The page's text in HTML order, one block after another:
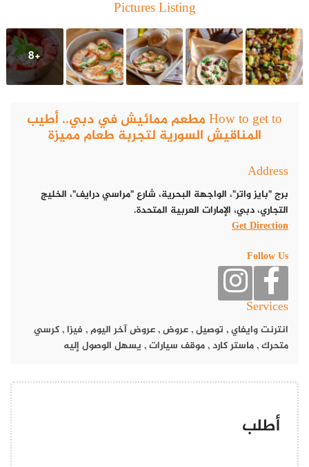
ويحرص فريق العمل على استخدام الطحين العضوي في عجينة الخبز
العربي قبل إدخالها إلى الفرن.
Pictures Listing
+8
How to get to مطعم ممائيش في دبي.. أطيب
المناقيش السورية لتجربة طعام مميزة
Address
برج "بايز واتر"، الواجهة البحرية، شارع "مراسي درايف"، الخليج
التجاري، دبي، الإمارات العربية المتحدة.
Get Direction
Follow Us
Services
انترنت وايفاي, توصيل,عروض,عروض آخر اليوم, فيزا,كرسي
متحرك,ماستر كارد,موقف سيارات, يسهل الوصول إليه
أطلب